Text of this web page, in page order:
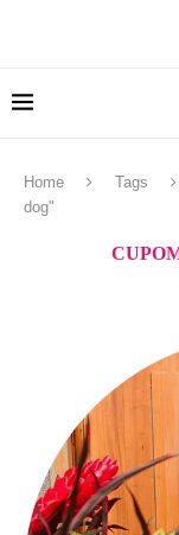
Home Tags
dog"